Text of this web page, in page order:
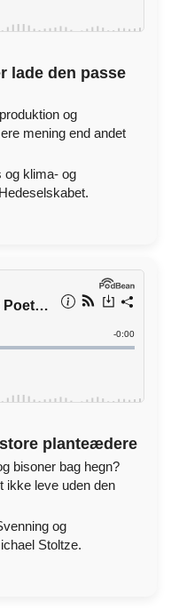
lade den passe
og
mening end andet
klima- og
planteædere
bisoner bag hegn?
ikke leve uden den
og
Stoltze.